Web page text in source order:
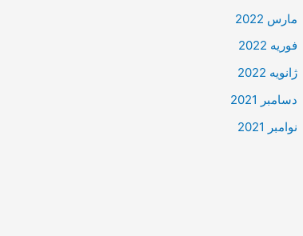
مارس 2022
فوریه 2022
ژانویه 2022
دسامبر 2021
نوامبر 2021